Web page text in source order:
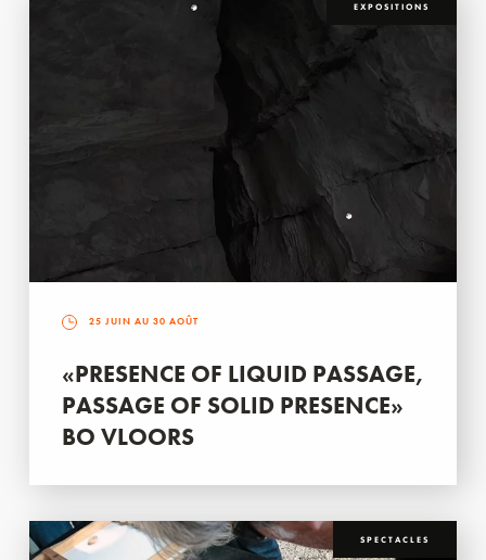
EXPOSITIONS
25 JUIN AU 30 AOÛT
«PRESENCE OF LIQUID PASSAGE,
PASSAGE OF SOLID PRESENCE»
BO VLOORS
SPECTACLES